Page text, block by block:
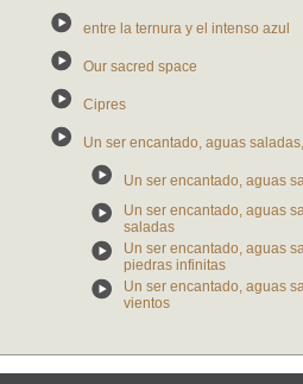
entre la ternura y el intenso azul
Our sacred space
Cipres
Un ser encantado, aguas
Un ser encantado, aguas
Un ser encantado, aguas
saladas
Un ser encantado, aguas
piedras infinitas
Un ser encantado, aguas
vientos